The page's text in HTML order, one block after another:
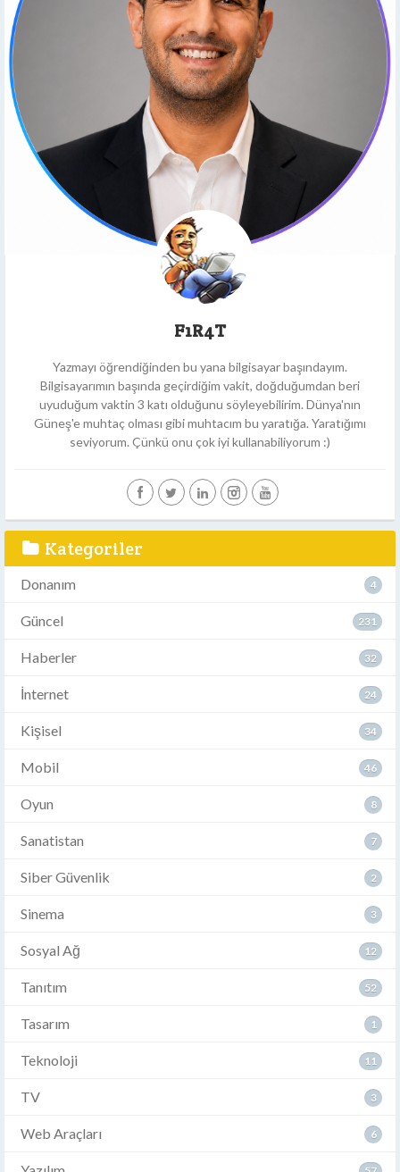
F1R4T
Yazmayı öğrendiğinden bu yana bilgisayar başındayım.
Bilgisayarımın başında geçirdiğim vakit, doğduğumdan beri
uyuduğum vaktin 3 katı olduğunu söyleyebilirim. Dünya'nın
Güneş'e muhtaç olması gibi muhtacım bu yaratığa. Yaratığımı
seviyorum. Çünkü onu çok iyi kullanabiliyorum :)
Kategoriler
Donanım 4
Güncel 231
Haberler 32
İnternet 24
Kişisel 34
Mobil 46
Oyun 8
Sanatistan 7
Siber Güvenlik 2
Sinema 3
Sosyal Ağ 12
Tanıtım 52
Tasarım 1
Teknoloji 11
TV 3
Web Araçları 6